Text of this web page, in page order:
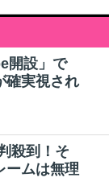
開設」で
確実視され
殺到！そ
ームは無理